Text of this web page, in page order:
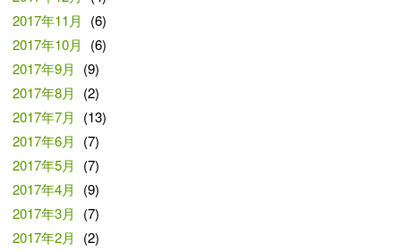
2017年11月
(6)
2017年10月
(6)
2017年9月
(9)
2017年8月
(2)
2017年7月
(13)
2017年6月
(7)
2017年5月
(7)
2017年4月
(9)
2017年3月
(7)
2017年2月
(2)